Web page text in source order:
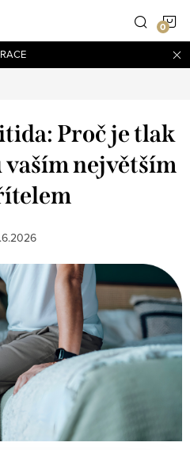
Proč je tlak
vaším největším